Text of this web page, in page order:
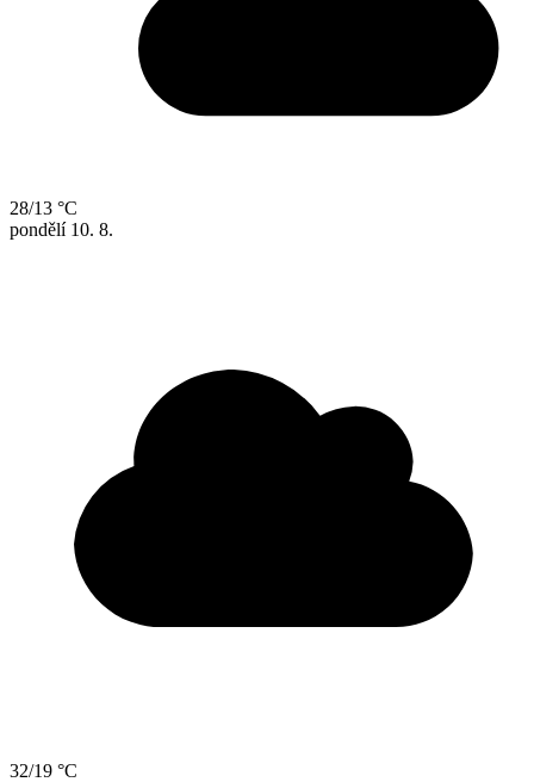
28/13 °C
pondělí 10. 8.
32/19 °C